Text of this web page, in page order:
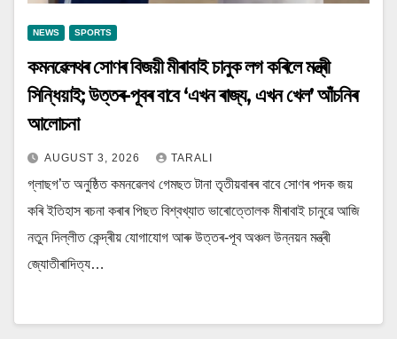
NEWS SPORTS
কমনৱেলথৰ সোণৰ বিজয়ী মীৰাবাই চানুক লগ কৰিলে মন্ত্ৰী
সিন্ধিয়াই; উত্তৰ-পূবৰ বাবে ‘এখন ৰাজ্য, এখন খেল’ আঁচনিৰ
আলোচনা
AUGUST 3, 2026 TARALI
গ্লাছগ’ত অনুষ্ঠিত কমনৱেলথ গেমছত টানা তৃতীয়বাৰৰ বাবে সোণৰ পদক জয়
কৰি ইতিহাস ৰচনা কৰাৰ পিছত বিশ্বখ্যাত ভাৰোত্তোলক মীৰাবাই চানুৱে আজি
নতুন দিল্লীত কেন্দ্ৰীয় যোগাযোগ আৰু উত্তৰ-পূব অঞ্চল উন্নয়ন মন্ত্ৰী
জ্যোতীৰাদিত্য…